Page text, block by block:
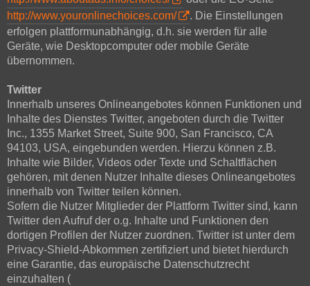
http://www.youronlinechoices.com/
. Die Einstellungen
erfolgen plattformunabhängig, d.h. sie werden für alle
Geräte, wie Desktopcomputer oder mobile Geräte
übernommen.
Twitter
Innerhalb unseres Onlineangebotes können Funktionen und
Inhalte des Dienstes Twitter, angeboten durch die Twitter
Inc., 1355 Market Street, Suite 900, San Francisco, CA
94103, USA, eingebunden werden. Hierzu können z.B.
Inhalte wie Bilder, Videos oder Texte und Schaltflächen
gehören, mit denen Nutzer Inhalte dieses Onlineangebotes
innerhalb von Twitter teilen können.
Sofern die Nutzer Mitglieder der Plattform Twitter sind, kann
Twitter den Aufruf der o.g. Inhalte und Funktionen den
dortigen Profilen der Nutzer zuordnen. Twitter ist unter dem
Privacy-Shield-Abkommen zertifiziert und bietet hierdurch
eine Garantie, das europäische Datenschutzrecht
einzuhalten (